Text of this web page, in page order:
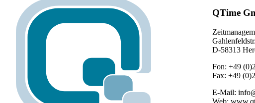
QTime
D-58313
Fon: +49
Fax: +49
E-Mail:
Web: